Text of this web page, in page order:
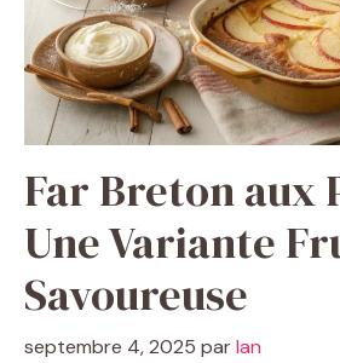
Far Breton aux
Une Variante
Savoureuse
septembre 4, 2025 parIan